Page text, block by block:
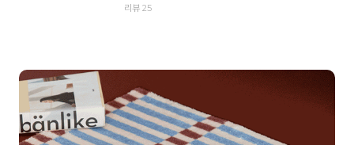
리뷰 25